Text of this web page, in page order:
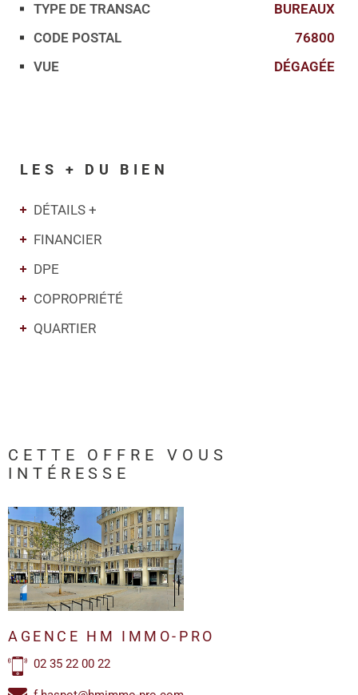
Caractérisque Valeurs
TYPE DE TRANSAC
BUREAUX
CODE POSTAL
76800
VUE
DÉGAGÉE
LES + DU BIEN
DÉTAILS +
FINANCIER
DPE
COPROPRIÉTÉ
QUARTIER
CETTE OFFRE
VOUS
INTÉRESSE
AGENCE HM IMMO-PRO
02 35 22 00 22